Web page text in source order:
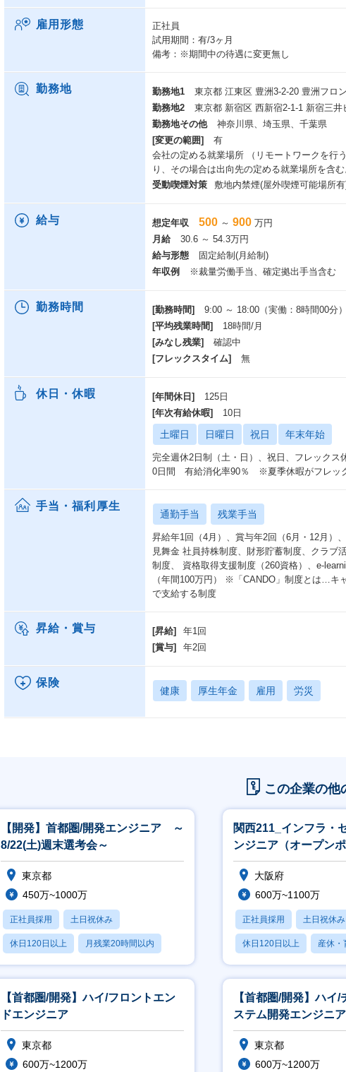
雇用形態
正社員
試用期間：有/3ヶ月
備考：※期間中の待遇に変更無し
勤務地 勤務地1
東京都 江東区 豊洲3-2-20 豊洲フロ
勤務地2
東京都 新宿区 西新宿2-1-1 新宿三井
勤務地その他
神奈川県、埼玉県、千葉県
[変更の範囲]
有
会社の定める就業場所 （リモートワークを行
り、その場合は出向先の定める就業場所を含む
受動喫煙対策
敷地内禁煙(屋外喫煙可能場所
給与 想定年収 500 ～ 900 万円
月給
30.6 ～ 54.3万円
給与形態
固定給制(月給制)
年収例
※裁量労働手当、確定拠出手当含む
勤務時間 [勤務時間]
9:00 ～ 18:00（実働：8時間00分
[平均残業時間]
18時間/月
[みなし残業]
確認中
[フレックスタイム]
無
休日・休暇 [年間休日]
125日
[年次有給休暇]
10日
土曜日 日曜日 祝日 年末年始
完全週休2日制（土・日）、祝日、フレック
0日間 有給消化率90％ ※夏季休暇がフレック
手当・福利厚生
通勤手当 残業手当
昇給年1回（4月）、賞与年2回（6月・12月）
見舞金 社員持株制度、財形貯蓄制度、クラブ
制度、 資格取得支援制度（260資格）、e-
（年間100万円） ※「CANDO」制度とは…キ
で支給する制度
昇給・賞与 [昇給]
年1回
[賞与]
年2回
保険
健康 厚生年金 雇用 労災
この企業の他
【開発】首都圏/開発エンジニア ～
8/22(土)週末選考会～
東京都
450万~1000万
正社員採用 土日祝休み
休日120日以上 月残業20時間以内
賞与あり
関西211_インフラ・
ンジニア（オープン
※関西立上げ（リー
大阪府
600万~1100万
正社員採用 土日祝休み
休日120日以上 産休・
月残業20時間以内
【首都圏/開発】ハイ/フロントエン
ドエンジニア
東京都
600万~1200万
【首都圏/開発】ハイ
ステム開発エンジニア
東京都
600万~1200万